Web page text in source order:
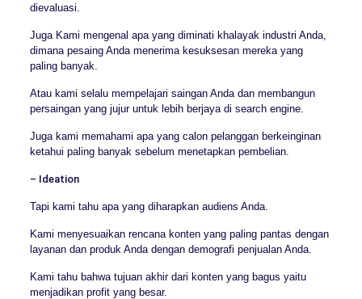
dievaluasi.
Juga Kami mengenal apa yang diminati khalayak industri Anda,
dimana pesaing Anda menerima kesuksesan mereka yang
paling banyak.
Atau kami selalu mempelajari saingan Anda dan membangun
persaingan yang jujur untuk lebih berjaya di search engine.
Juga kami memahami apa yang calon pelanggan berkeinginan
ketahui paling banyak sebelum menetapkan pembelian.
– Ideation
Tapi kami tahu apa yang diharapkan audiens Anda.
Kami menyesuaikan rencana konten yang paling pantas dengan
layanan dan produk Anda dengan demografi penjualan Anda.
Kami tahu bahwa tujuan akhir dari konten yang bagus yaitu
menjadikan profit yang besar.